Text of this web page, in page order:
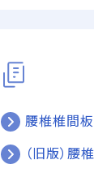
腰椎椎間
（旧版）